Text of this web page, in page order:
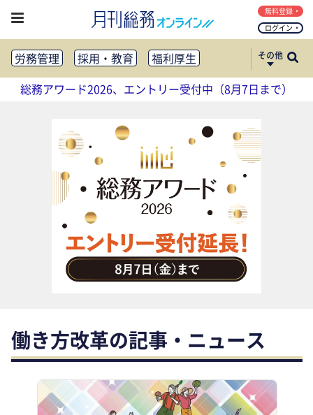
ログイン
無料登録
労務管理 採用・教育
福利厚生
健康経営
働き方改革
法務・コンプライアンス
リスクマネジメント・BCP
社外・社内広報
社外・社内コミュニケーション活性化
FM・オフィス移転
CSR・SDGs
テクノロジー活用・DX
助成金・補助金・コスト削減
アウトソーシング・BPO
調査・レポート
その他
総務アワード2026、エントリー受付中（8月7日まで）
働き方改革の記事・ニュース